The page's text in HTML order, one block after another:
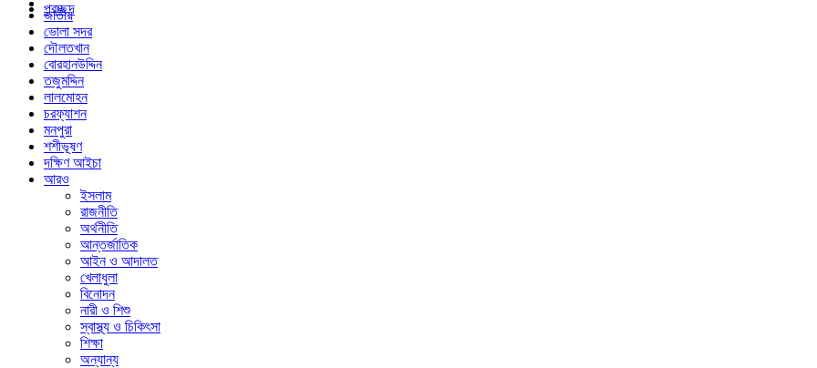
প্রচ্ছদ
জাতীয়
ভোলা সদর
দৌলতখান
বোরহানউদ্দিন
তজুমদ্দিন
লালমোহন
চরফ্যাশন
মনপুরা
শশীভূষণ
দক্ষিণ আইচা
আরও
ইসলাম
রাজনীতি
অর্থনীতি
আন্তর্জাতিক
আইন ও আদালত
খেলাধুলা
বিনোদন
নারী ও শিশু
স্বাস্থ্য ও চিকিৎসা
শিক্ষা
অন্যান্য